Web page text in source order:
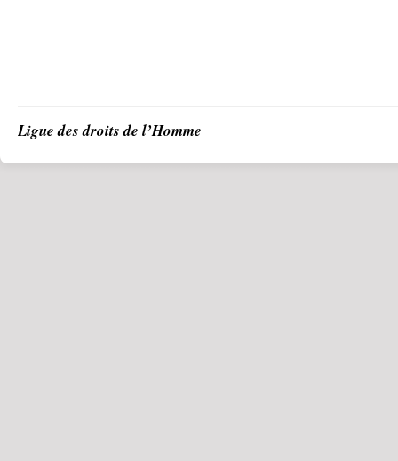
Ligue des droits de l’Homme